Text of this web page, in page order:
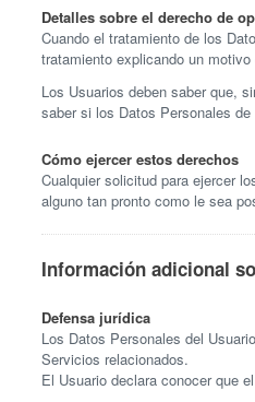
Detalles sobre el derecho de
Cuando el tratamiento de los
tratamiento explicando un
Los Usuarios deben saber que,
saber si los Datos Personales
Cómo ejercer estos derechos
Cualquier solicitud para ejercer
alguno tan pronto como le sea
Información adicional
Defensa jurídica
Los Datos Personales del
Servicios relacionados.
El Usuario declara conocer que